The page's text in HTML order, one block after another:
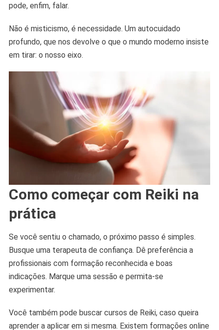
pode, enfim, falar.
Não é misticismo, é necessidade. Um autocuidado
profundo, que nos devolve o que o mundo moderno insiste
em tirar: o nosso eixo.
Como começar com Reiki na
prática
Se você sentiu o chamado, o próximo passo é simples.
Busque uma terapeuta de confiança. Dê preferência a
profissionais com formação reconhecida e boas
indicações. Marque uma sessão e permita-se
experimentar.
Você também pode buscar cursos de Reiki, caso queira
aprender a aplicar em si mesma. Existem formações online